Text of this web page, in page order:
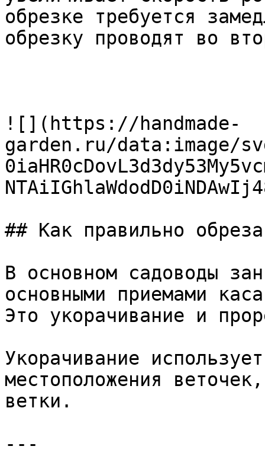
обрезке требуется
обрезку проводят во
![](https://handmade-
garden.ru/data:image/
## Как правильно
В основном садоводы
основными приемами
Это укорачивание и
Укорачивание
местоположения
ветки.
---